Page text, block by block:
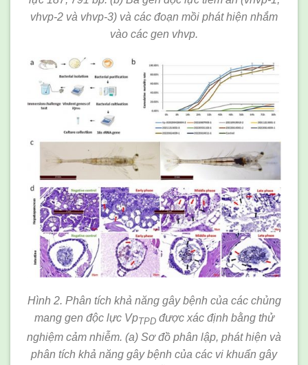
vhvp-2 và vhvp-3) và các đoạn mồi phát hiện nhắm
vào các gen vhvp.
Hình 2. Phân tích khả năng gây bệnh của các chủng
mang gen độc lực VpTPDđược xác định bằng thử
nghiệm cảm nhiễm. (a) Sơ đồ phân lập, phát hiện và
phân tích khả năng gây bệnh của các vi khuẩn gây